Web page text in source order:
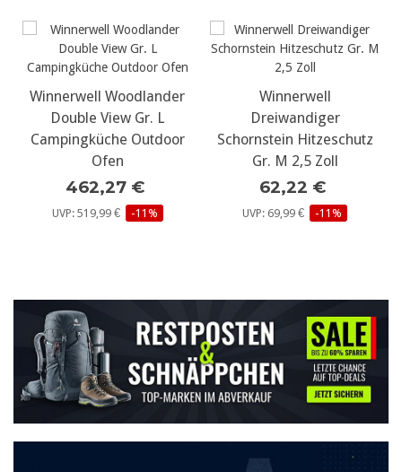
Winnerwell Woodlander
Double View Gr. L
Campingküche Outdoor
Ofen
462,27 €
UVP: 519,99 € -11%
Winnerwell
Dreiwandiger
Schornstein Hitzeschutz
Gr. M 2,5 Zoll
62,22 €
UVP: 69,99 € -11%